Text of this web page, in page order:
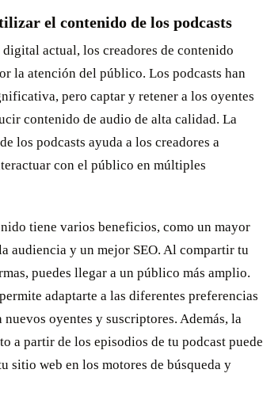
el contenido de los podcasts
actual, los creadores de contenido
la atención del público. Los podcasts han
pero captar y retener a los oyentes
contenido de audio de alta calidad. La
los podcasts ayuda a los creadores a
con el público en múltiples
tiene varios beneficios, como un mayor
audiencia y un mejor SEO. Al compartir tu
puedes llegar a un público más amplio.
adaptarte a las diferentes preferencias
oyentes y suscriptores. Además, la
a partir de los episodios de tu podcast puede
sitio web en los motores de búsqueda y